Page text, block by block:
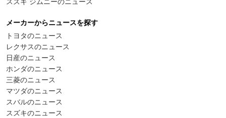
スズキ ジムニーのニュース
メーカーからニュースを探す
トヨタのニュース
レクサスのニュース
日産のニュース
ホンダのニュース
三菱のニュース
マツダのニュース
スバルのニュース
スズキのニュース